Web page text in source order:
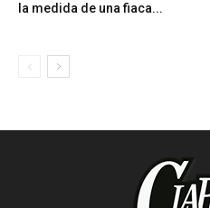
la medida de una fiaca...